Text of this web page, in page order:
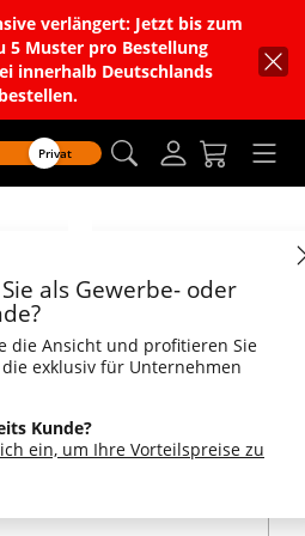
verlängert: Jetzt bis zum
5 Muster pro Bestellung
innerhalb Deutschlands
bestellen.
Privat
als Gewerbe- oder
die Ansicht und profitieren Sie
die exklusiv für Unternehmen
Kunde?
ein, um Ihre Vorteilspreise zu